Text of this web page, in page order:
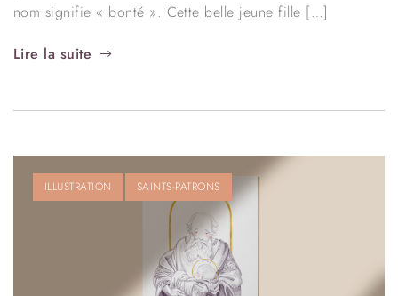
nom signifie « bonté ». Cette belle jeune fille […]
Lire la suite
ILLUSTRATION SAINTS-PATRONS